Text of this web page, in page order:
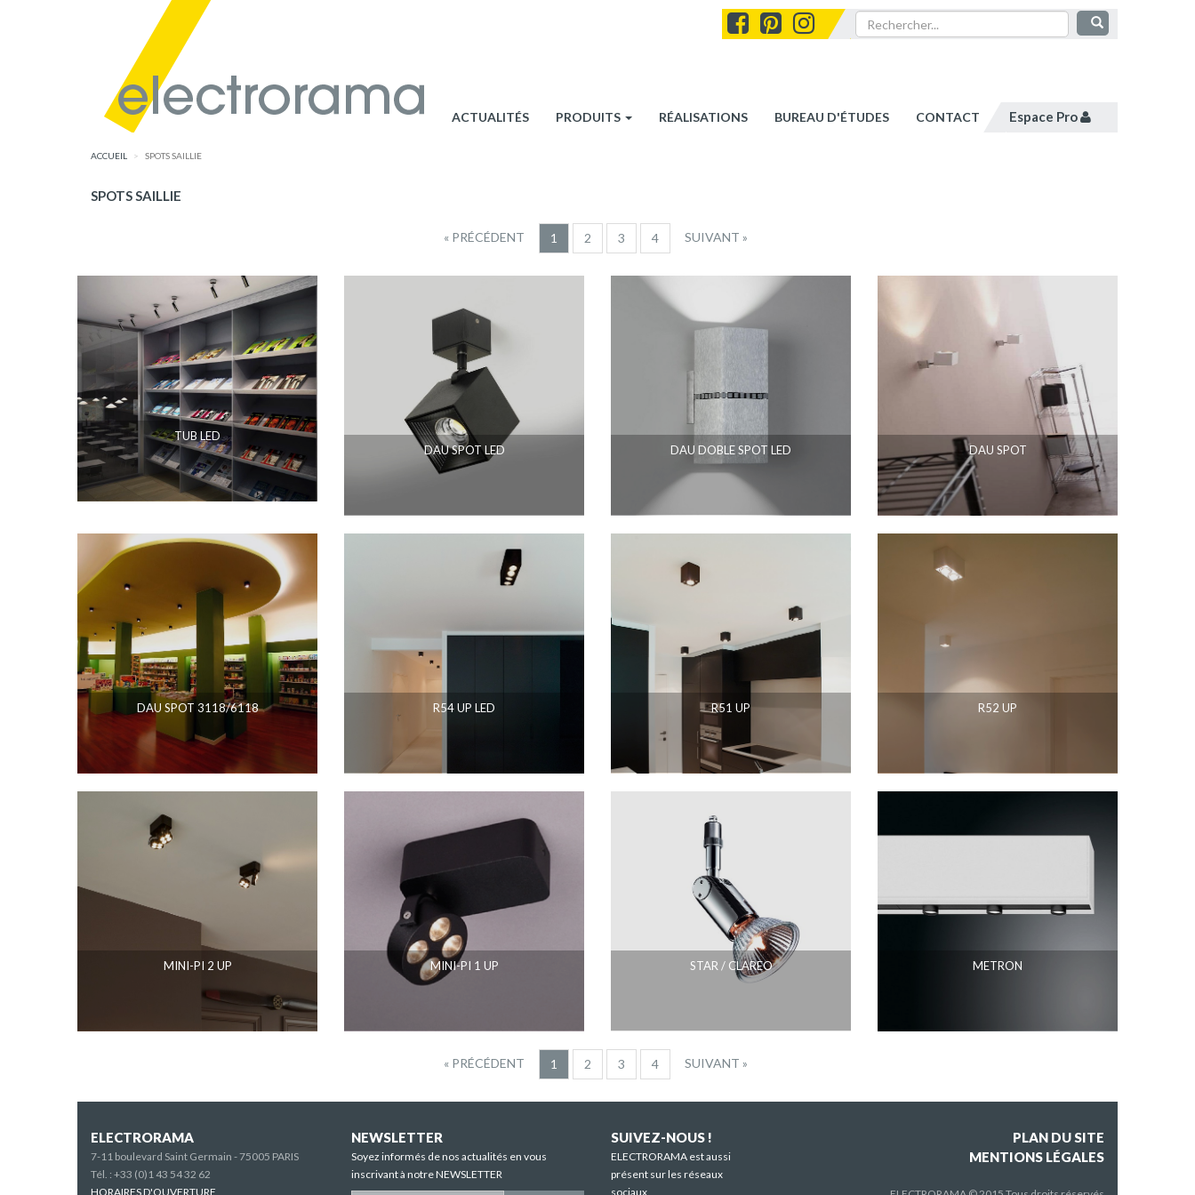
ACTUALITÉS PRODUITS RÉALISATIONS BUREAU D'ÉTUDES CONTACT Espace Pro
ACCUEIL SPOTS SAILLIE
SPOTS SAILLIE
« PRÉCÉDENT 1 2 3 4 SUIVANT »
TUB LED
DAU SPOT LED
DAU DOBLE SPOT LED DAU SPOT
DAU SPOT 3118/6118 R54 UP LED R51 UP R52 UP
MINI-PI 2 UP MINI-PI 1 UP STAR / CLAREO METRON
« PRÉCÉDENT 1 2 3 4 SUIVANT »
ELECTRORAMA
7-11 boulevard Saint Germain - 75005 PARIS
Tél. : +33 (0)1 43 54 32 62
HORAIRES D'OUVERTURE
NEWSLETTER
Soyez informés de nos actualités en vous
inscrivant à notre NEWSLETTER
SUIVEZ-NOUS !
ELECTRORAMA est aussi
présent sur les réseaux
sociaux
PLAN DU SITE
MENTIONS LÉGALES